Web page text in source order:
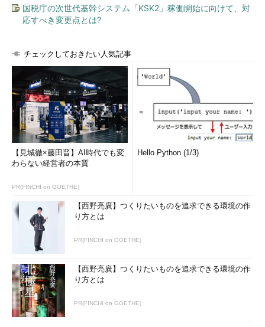
国税庁の次世代基幹システム「KSK2」稼働開始に向けて、対
応すべき変更点とは?
チェックしておきたい人気記事
【見城徹×藤田晋】AI時代でも変
わらない経営者の本質
PR(FINCHI on GOETHE)
Hello Python (1/3)
【西野亮廣】つくりたいものを追求できる環境の作
り方とは
PR(FINCHI on GOETHE)
【西野亮廣】つくりたいものを追求できる環境の作
り方とは
PR(FINCHI on GOETHE)